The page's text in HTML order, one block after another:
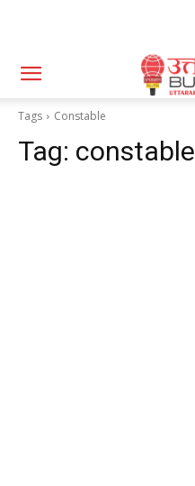
Tags Constable
Tag: constable